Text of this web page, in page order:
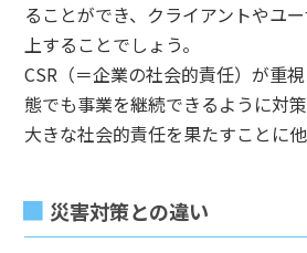
ることができ、クライアントやユ
上することでしょう。
CSR（＝企業の社会的責任）が重
態でも事業を継続できるように対
大きな社会的責任を果たすことに他
災害対策との違い